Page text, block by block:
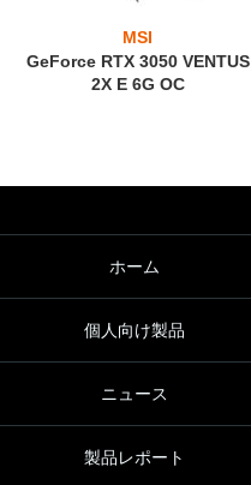
MSI
GeForce RTX 3050 VENTUS
2X E 6G OC
ホーム
個人向け製品
ニュース
製品レポート